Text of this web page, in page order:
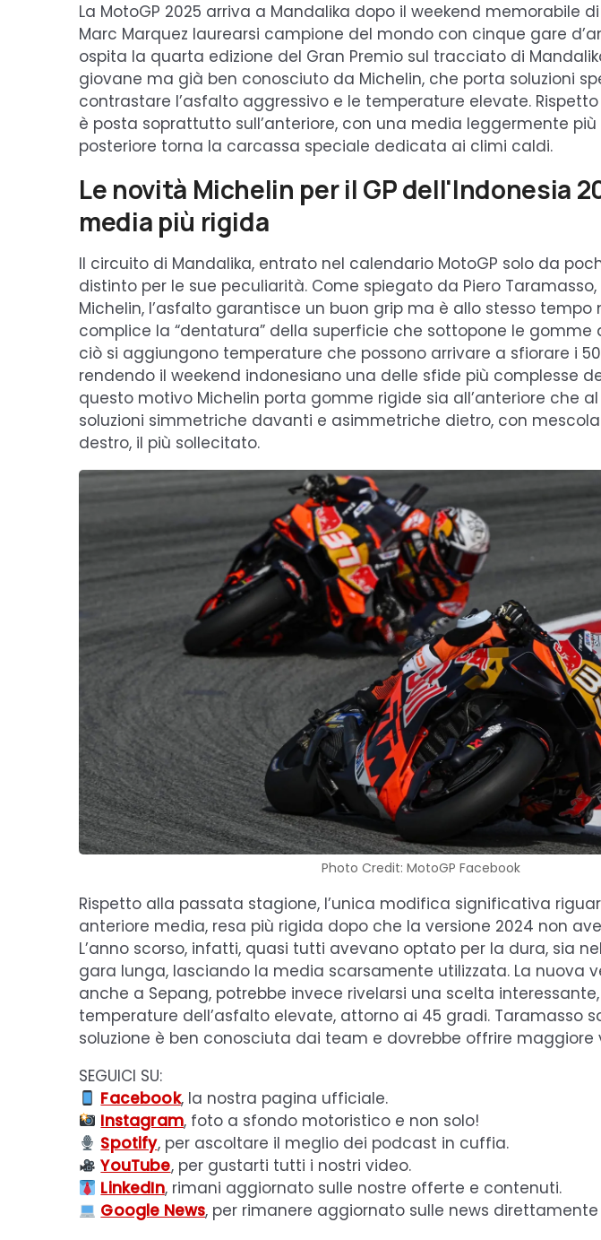
La MotoGP 2025 arriva a Mandalika dopo il weekend memorabile
Marc Marquez laurearsi campione del mondo con cinque gare
ospita la quarta edizione del Gran Premio sul tracciato di
giovane ma già ben conosciuto da Michelin, che porta soluzioni
contrastare l’asfalto aggressivo e le temperature elevate. Rispetto
è posta soprattutto sull’anteriore, con una media leggermente
posteriore torna la carcassa speciale dedicata ai climi caldi.
Le novità Michelin per il GP dell'Indonesia
media più rigida
Il circuito di Mandalika, entrato nel calendario MotoGP solo da
distinto per le sue peculiarità. Come spiegato da Piero Taramasso,
Michelin, l’asfalto garantisce un buon grip ma è allo stesso tempo
complice la “dentatura” della superficie che sottopone le gomme
ciò si aggiungono temperature che possono arrivare a sfiorare i
rendendo il weekend indonesiano una delle sfide più complesse
questo motivo Michelin porta gomme rigide sia all’anteriore che
soluzioni simmetriche davanti e asimmetriche dietro, con
destro, il più sollecitato.
Photo Credit: MotoGP Facebook
Rispetto alla passata stagione, l’unica modifica significativa
anteriore media, resa più rigida dopo che la versione 2024 non
L’anno scorso, infatti, quasi tutti avevano optato per la dura, sia
gara lunga, lasciando la media scarsamente utilizzata. La nuova
anche a Sepang, potrebbe invece rivelarsi una scelta
temperature dell’asfalto elevate, attorno ai 45 gradi. Taramasso
soluzione è ben conosciuta dai team e dovrebbe offrire maggiore
SEGUICI SU:
Facebook, la nostra pagina ufficiale.
Instagram, foto a sfondo motoristico e non solo!
Spotify, per ascoltare il meglio dei podcast in cuffia.
YouTube, per gustarti tutti i nostri video.
LinkedIn, rimani aggiornato sulle nostre offerte e contenuti.
Google News, per rimanere aggiornato sulle news